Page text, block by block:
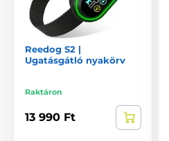
Reedog S2 |
Ugatásgátló nyakörv
Raktáron
13 990 Ft